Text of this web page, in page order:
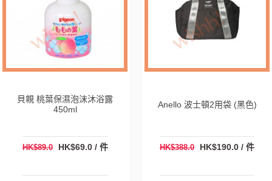
貝親 桃葉保濕泡沫沐浴露
450ml
HK$89.0 HK$69.0 / 件
Anello 波士頓2用袋 (黑色)
HK$388.0 HK$190.0 / 件